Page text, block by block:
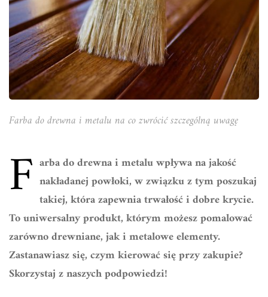
Farba do drewna i metalu na co zwrócić szczególną uwagę
F arba do drewna i metalu wpływa na jakość
nakładanej powłoki, w związku z tym poszukaj
takiej, która zapewnia trwałość i dobre krycie.
To uniwersalny produkt, którym możesz pomalować
zarówno drewniane, jak i metalowe elementy.
Zastanawiasz się, czym kierować się przy zakupie?
Skorzystaj z naszych podpowiedzi!